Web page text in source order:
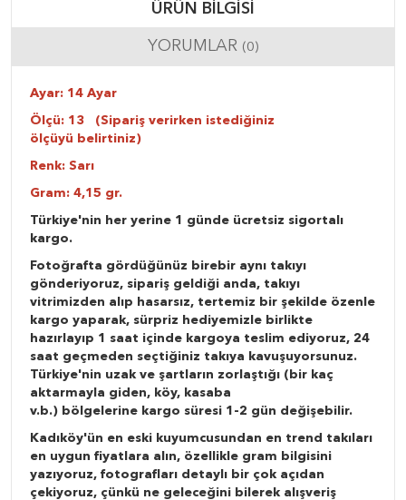
ÜRÜN BILGISI
YORUMLAR (0)
Ayar: 14 Ayar
Ölçü: 13 (Sipariş verirken istediğiniz
ölçüyü belirtiniz)
Renk: Sarı
Gram: 4,15 gr.
Türkiye'nin her yerine 1 günde ücretsiz sigortalı
kargo.
Fotoğrafta gördüğünüz birebir aynı takıyı
gönderiyoruz, sipariş geldiği anda, takıyı
vitrimizden alıp hasarsız, tertemiz bir şekilde özenle
kargo yaparak, sürpriz hediyemizle birlikte
hazırlayıp 1 saat içinde kargoya teslim ediyoruz, 24
saat geçmeden seçtiğiniz takıya kavuşuyorsunuz.
Türkiye'nin uzak ve şartların zorlaştığı (bir kaç
aktarmayla giden, köy, kasaba
v.b.) bölgelerine kargo süresi 1-2 gün değişebilir.
Kadıköy'ün en eski kuyumcusundan en trend takıları
en uygun fiyatlara alın, özellikle gram bilgisini
yazıyoruz, fotografları detaylı bir çok açıdan
çekiyoruz, çünkü ne geleceğini bilerek alışveriş